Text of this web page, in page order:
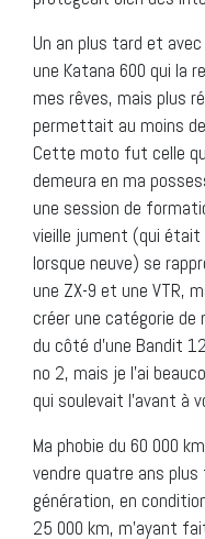
Un an plus tard et
une Katana 600 qui la
mes rêves, mais plus
permettait au moins de
Cette moto fut celle
demeura en ma
une session de
vieille jument (qui était
lorsque neuve) se
une ZX-9 et une VTR,
créer une catégorie
du côté d’une Bandit
no 2, mais je l’ai
qui soulevait l’avant à
Ma phobie du 60 000
vendre quatre ans
génération, en
25 000 km, m’ayant